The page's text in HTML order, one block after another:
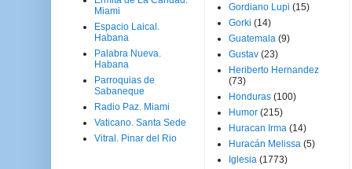
Miami
Espacio Laical.
Habana
Palabra Nueva.
Habana
Parroquias de
Sabaneque
Radio Paz. Miami
Vaticano. Santa Sede
Vitral. Pinar del Rio
Gordiano Lupi (15)
Gorki (14)
Guatemala (9)
Gustav (23)
Heriberto Hernandez
(73)
Honduras (100)
Humor (215)
Huracan Irma (14)
Huracán Melissa (5)
Iglesia (1773)